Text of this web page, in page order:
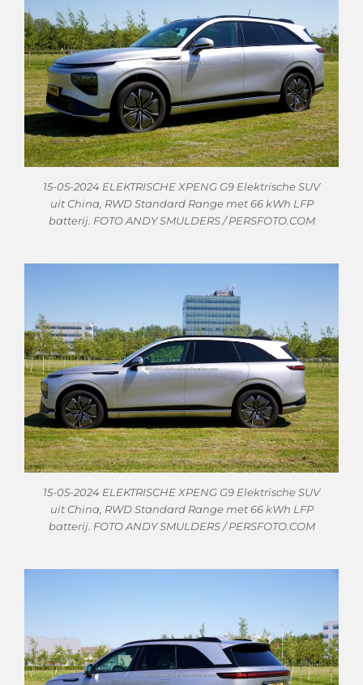
15-05-2024 ELEKTRISCHE XPENG G9 Elektrische SUV
uit China, RWD Standard Range met 66 kWh LFP
batterij. FOTO ANDY SMULDERS / PERSFOTO.COM
15-05-2024 ELEKTRISCHE XPENG G9 Elektrische SUV
uit China, RWD Standard Range met 66 kWh LFP
batterij. FOTO ANDY SMULDERS / PERSFOTO.COM